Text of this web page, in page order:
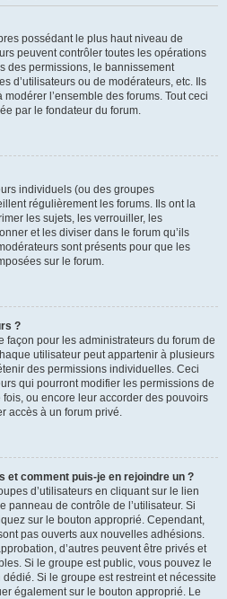
possédant le plus haut niveau de
peuvent contrôler toutes les opérations
des permissions, le bannissement
d’utilisateurs ou de modérateurs, etc. Ils
l’ensemble des forums. Tout ceci
par le fondateur du forum.
individuels (ou des groupes
régulièrement les forums. Ils ont la
les sujets, les verrouiller, les
et les diviser dans le forum qu’ils
sont présents pour que les
sur le forum.
?
façon pour les administrateurs du forum de
utilisateur peut appartenir à plusieurs
des permissions individuelles. Ceci
qui pourront modifier les permissions de
ou encore leur accorder des pouvoirs
accès à un forum privé.
et comment puis-je en rejoindre un ?
d’utilisateurs en cliquant sur le lien
panneau de contrôle de l’utilisateur. Si
sur le bouton approprié. Cependant,
pas ouverts aux nouvelles adhésions.
d’autres peuvent être privés et
Si le groupe est public, vous pouvez le
Si le groupe est restreint et nécessite
également sur le bouton approprié. Le